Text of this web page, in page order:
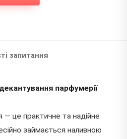
запитання
парфумерії
це практичне та надійне
займається наливною